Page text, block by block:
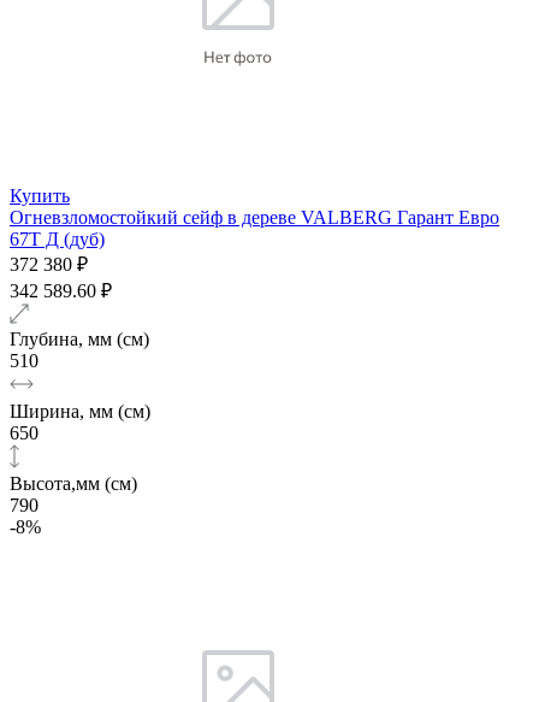
Купить
Огневзломостойкий сейф в дереве VALBERG Гарант Евро
67Т Д (дуб)
372 380 ₽
342 589.60 ₽
Глубина, мм (см)
510
Ширина, мм (см)
650
Высота,мм (см)
790
-8%